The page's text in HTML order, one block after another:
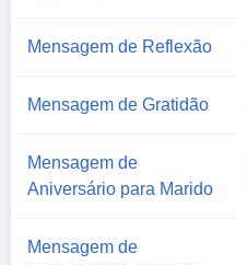
Mensagem de Reflexão
Mensagem de Gratidão
Mensagem de
Aniversário para Marido
Mensagem de